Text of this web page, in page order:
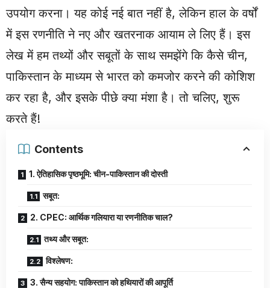
उपयोग करना। यह कोई नई बात नहीं है, लेकिन हाल के वर्षों
में इस रणनीति ने नए और खतरनाक आयाम ले लिए हैं। इस
लेख में हम तथ्यों और सबूतों के साथ समझेंगे कि कैसे चीन,
पाकिस्तान के माध्यम से भारत को कमजोर करने की कोशिश
कर रहा है, और इसके पीछे क्या मंशा है। तो चलिए, शुरू
करते हैं!
Contents
1. ऐतिहासिक पृष्ठभूमि: चीन-पाकिस्तान की दोस्ती
सबूत:
2. CPEC: आर्थिक गलियारा या रणनीतिक चाल?
तथ्य और सबूत:
विश्लेषण:
3. सैन्य सहयोग: पाकिस्तान को हथियारों की आपूर्ति